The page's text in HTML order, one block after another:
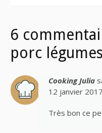
6
porc
Cooking Julia
12 janvier
Très bon ce